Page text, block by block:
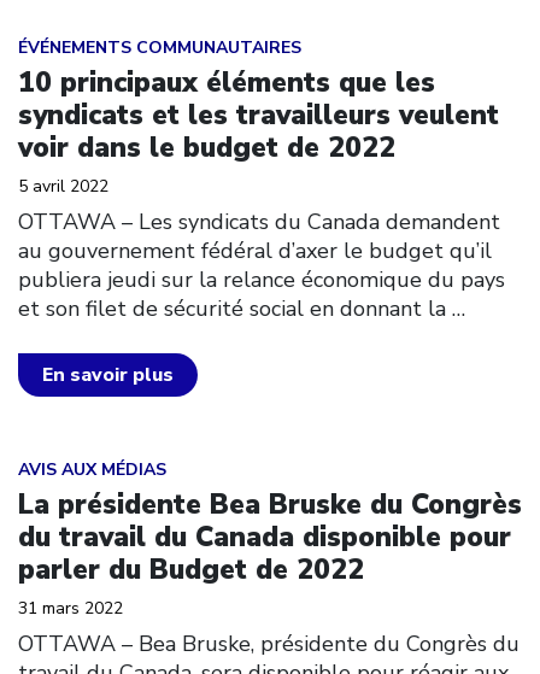
ÉVÉNEMENTS COMMUNAUTAIRES
10 principaux éléments que les
syndicats et les travailleurs veulent
voir dans le budget de 2022
5 avril 2022
OTTAWA – Les syndicats du Canada demandent
au gouvernement fédéral d’axer le budget qu’il
publiera jeudi sur la relance économique du pays
et son filet de sécurité social en donnant la …
En savoir plus
Click to open the link
AVIS AUX MÉDIAS
La présidente Bea Bruske du Congrès
du travail du Canada disponible pour
parler du Budget de 2022
31 mars 2022
OTTAWA – Bea Bruske, présidente du Congrès du
Click to open the link